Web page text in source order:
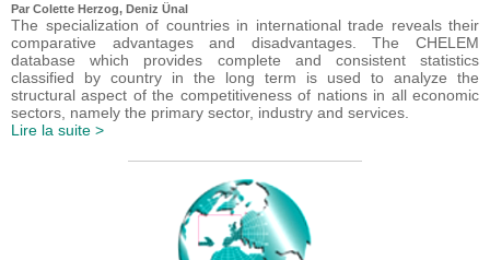
Par Colette Herzog, Deniz Ünal
The specialization of countries in international trade reveals their
comparative advantages and disadvantages. The CHELEM
database which provides complete and consistent statistics
classified by country in the long term is used to analyze the
structural aspect of the competitiveness of nations in all economic
sectors, namely the primary sector, industry and services.
Lire la suite >